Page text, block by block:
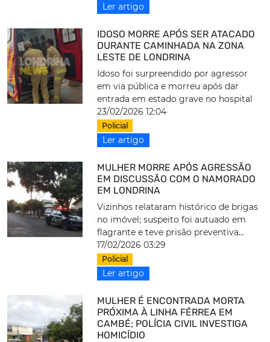
Ler artigo
IDOSO MORRE APÓS SER ATACADO
DURANTE CAMINHADA NA ZONA
LESTE DE LONDRINA
Idoso foi surpreendido por agressor
em via pública e morreu após dar
entrada em estado grave no hospital
23/02/2026 12:04
Policial
Ler artigo
MULHER MORRE APÓS AGRESSÃO
EM DISCUSSÃO COM O NAMORADO
EM LONDRINA
Vizinhos relataram histórico de brigas
no imóvel; suspeito foi autuado em
flagrante e teve prisão preventiva...
17/02/2026 03:29
Policial
Ler artigo
MULHER É ENCONTRADA MORTA
PRÓXIMA À LINHA FÉRREA EM
CAMBÉ; POLÍCIA CIVIL INVESTIGA
HOMICÍDIO